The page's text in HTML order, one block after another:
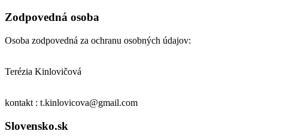
Zodpovedná osoba
Osoba zodpovedná za ochranu osobných údajov:
Terézia Kinlovičová
kontakt : t.kinlovicova@gmail.com
Slovensko.sk